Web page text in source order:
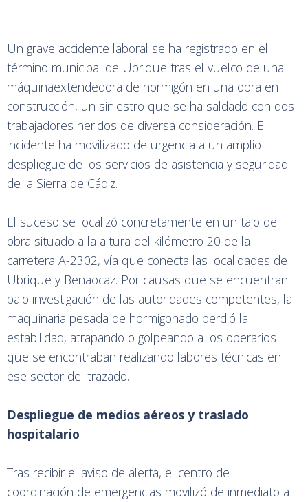
Un grave accidente laboral se ha registrado en el
término municipal de Ubrique tras el vuelco de una
máquinaextendedora de hormigón en una obra en
construcción, un siniestro que se ha saldado con dos
trabajadores heridos de diversa consideración. El
incidente ha movilizado de urgencia a un amplio
despliegue de los servicios de asistencia y seguridad
de la Sierra de Cádiz.
El suceso se localizó concretamente en un tajo de
obra situado a la altura del kilómetro 20 de la
carretera A-2302, vía que conecta las localidades de
Ubrique y Benaocaz. Por causas que se encuentran
bajo investigación de las autoridades competentes, la
maquinaria pesada de hormigonado perdió la
estabilidad, atrapando o golpeando a los operarios
que se encontraban realizando labores técnicas en
ese sector del trazado.
Despliegue de medios aéreos y traslado
hospitalario
Tras recibir el aviso de alerta, el centro de
coordinación de emergencias movilizó de inmediato a